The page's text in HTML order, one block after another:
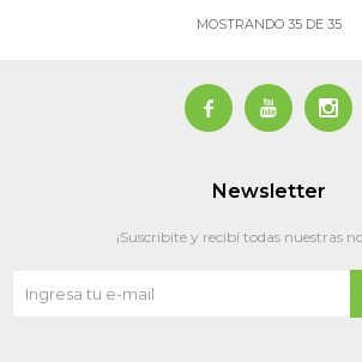
MOSTRANDO 35DE 35
  
Newsletter
¡Suscribite y recibí todas nuestras